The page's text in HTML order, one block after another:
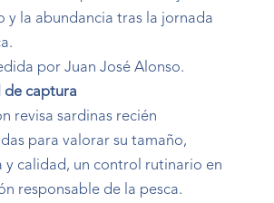
y la abundancia tras la jornada
por Juan José Alonso.
captura
revisa sardinas recién
para valorar su tamaño,
y calidad, un control rutinario en
responsable de la pesca.